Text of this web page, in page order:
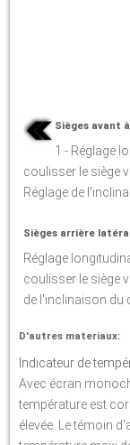
Sièges avant
1 - Réglage
coulisser le siège
Réglage de
Sièges arrière
Réglage
coulisser le siège
de l'inclinaison du
D'autres materiaux:
Indicateur de
Avec écran
température est
élevée. Le témoin